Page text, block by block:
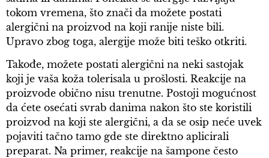
tokom vremena, što znači da možete postati
alergični na proizvod na koji ranije niste bili.
Upravo zbog toga, alergije može biti teško otkriti.
Takođe, možete postati alergični na neki sastojak
koji je vaša koža tolerisala u prošlosti. Reakcije na
proizvode obično nisu trenutne. Postoji mogućnost
da ćete osećati svrab danima nakon što ste koristili
proizvod na koji ste alergični, a da se osip neće uvek
pojaviti tačno tamo gde ste direktno aplicirali
preparat. Na primer, reakcije na šampone često